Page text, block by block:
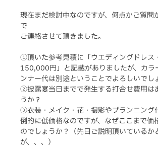
現在まだ検討中なのですが、何点かご質問
で
ご連絡させて頂きました。
①頂いた参考見積に「ウエディングドレス
150,000円」と記載がありましたが、カラ
ンナー代は別途ということでよろしいでし
②披露宴当日までで発生する打合せ費用は
うか？
③衣装・メイク・花・撮影やプランニング
倒的に低価格なのですが、なぜここまで価
のでしょうか？（先日ご説明頂いているか
が、、、）